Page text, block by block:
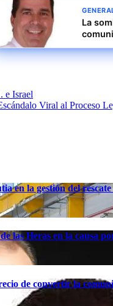
La
e Israel
Viral al Proceso
en la gestión del
las Heras en la causa
de convertir la